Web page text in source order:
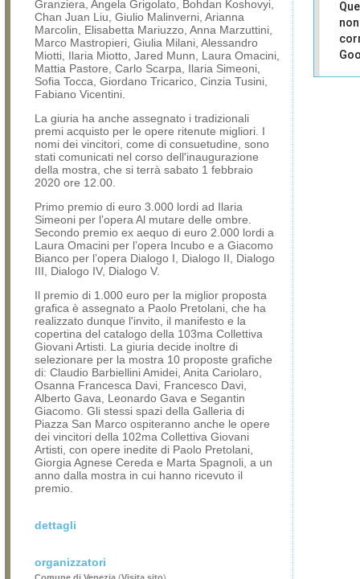
Granziera, Angela Grigolato, Bohdan Koshovyi,
Chan Juan Liu, Giulio Malinverni, Arianna
Marcolin, Elisabetta Mariuzzo, Anna Marzuttini,
Marco Mastropieri, Giulia Milani, Alessandro
Miotti, Ilaria Miotto, Jared Munn, Laura Omacini,
Mattia Pastore, Carlo Scarpa, Ilaria Simeoni,
Sofia Tocca, Giordano Tricarico, Cinzia Tusini,
Fabiano Vicentini.
La giuria ha anche assegnato i tradizionali
premi acquisto per le opere ritenute migliori. I
nomi dei vincitori, come di consuetudine, sono
stati comunicati nel corso dell'inaugurazione
della mostra, che si terrà sabato 1 febbraio
2020 ore 12.00.
Primo premio di euro 3.000 lordi ad Ilaria
Simeoni per l’opera Al mutare delle ombre.
Secondo premio ex aequo di euro 2.000 lordi a
Laura Omacini per l’opera Incubo e a Giacomo
Bianco per l’opera Dialogo I, Dialogo II, Dialogo
III, Dialogo IV, Dialogo V.
Il premio di 1.000 euro per la miglior proposta
grafica è assegnato a Paolo Pretolani, che ha
realizzato dunque l'invito, il manifesto e la
copertina del catalogo della 103ma Collettiva
Giovani Artisti. La giuria decide inoltre di
selezionare per la mostra 10 proposte grafiche
di: Claudio Barbiellini Amidei, Anita Cariolaro,
Osanna Francesca Davi, Francesco Davi,
Alberto Gava, Leonardo Gava e Segantin
Giacomo. Gli stessi spazi della Galleria di
Piazza San Marco ospiteranno anche le opere
dei vincitori della 102ma Collettiva Giovani
Artisti, con opere inedite di Paolo Pretolani,
Giorgia Agnese Cereda e Marta Spagnoli, a un
anno dalla mostra in cui hanno ricevuto il
premio.
dettagli
organizzatori